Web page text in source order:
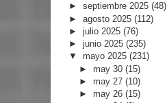
► septiembre 2025 (48)
► agosto 2025 (112)
► julio 2025 (76)
► junio 2025 (235)
▼ mayo 2025 (231)
► may 30(15)
► may 27(10)
► may 26(15)